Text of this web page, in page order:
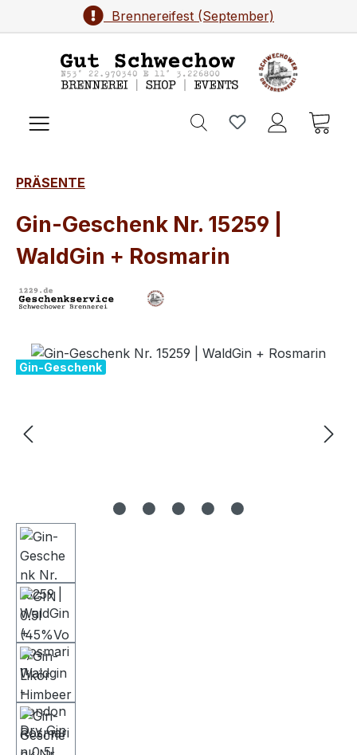
Zum Hauptinhalt springenBrennereifest (September)
PRÄSENTE
Gin-Geschenk Nr. 15259 |
WaldGin + Rosmarin
Bildergalerie überspringen
Gin-Geschenk